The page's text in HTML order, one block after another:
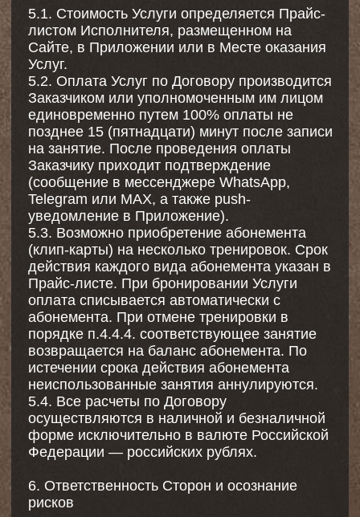
Договора.
8.4. Все споры рассматриваются по
правилам ст. 17 Закона о защите прав
потребителей.
8.5. Во всем остальном, что не
предусмотрено Договором, Стороны
руководствуются действующим
законодательством Российской Федерации.
8.6. Реквизиты Исполнителя для связи и
направления претензий:
Индивидуальный предприниматель
Баранова Дарья Сергеевна
ИНН 770704973056, ОГРНИП
324774600678679
Юридический и почтовый адрес: 123154, г.
Москва, бульвар Генерала Карбышева, д. 11,
кв. 191
E-mail для претензий: ilovepilates@yandex.ru
Телефон: +7 968 591 9750